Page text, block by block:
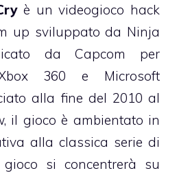
è un videogioco hack
up sviluppato da Ninja
da Capcom per
360 e Microsoft
alla fine del 2010 al
il gioco è ambientato in
alla classica serie di
si concentrerà su